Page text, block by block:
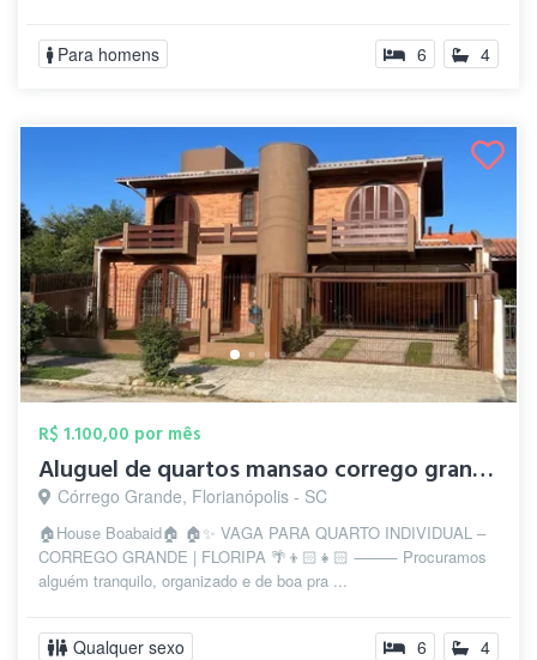
Para homens 6 4
R$ 1.100,00 por mês
Aluguel de quartos mansao corrego grande...
Córrego Grande, Florianópolis - SC
🏠House Boabaid🏠 🏠✨ VAGA PARA QUARTO INDIVIDUAL –
CORREGO GRANDE | FLORIPA 🌴👦🏻👧🏻 ⸻ Procuramos
alguém tranquilo, organizado e de boa pra ...
Qualquer sexo 6 4